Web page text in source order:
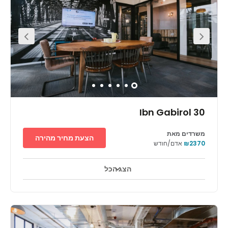
the area's abundance of local eateries that can also be
found within walking distance. There are also many local
attractions you can observe outside of work, and many
venues in which to entertain clients of hold team building
events.
מעון יום לילדים
provides you with a prime business address and makes
your office easily accessible to visiting clients. The
fantastic transport links also provide the centre with
משרדים מאת
₪2370אדם/חודש
הצעת מחיר מהירה
הצג הכל